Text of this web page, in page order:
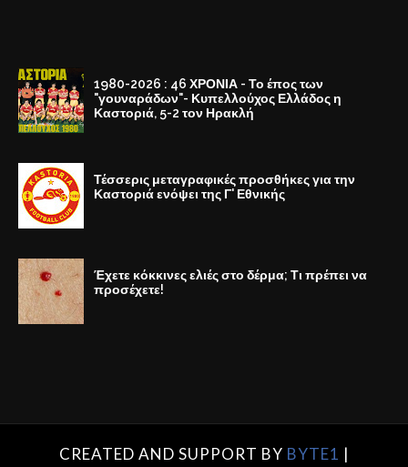
1980-2026 : 46 ΧΡΟΝΙΑ - Το έπος των
"γουναράδων"- Κυπελλούχος Ελλάδος η
Καστοριά, 5-2 τον Ηρακλή
Τέσσερις μεταγραφικές προσθήκες για την
Καστοριά ενόψει της Γ' Εθνικής
Έχετε κόκκινες ελιές στο δέρμα; Τι πρέπει να
προσέχετε!
CREATED AND SUPPORT BY BYTE1 |